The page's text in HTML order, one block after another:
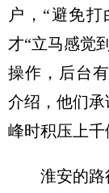
户，“避免
才“立马感觉
操作，后台
介绍，他们承
峰时积压上千
淮安的路